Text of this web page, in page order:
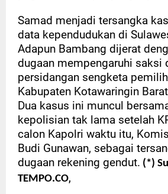
Samad menjadi tersangka
data kependudukan di
Adapun Bambang dijerat
dugaan mempengaruhi saksi
persidangan sengketa
Kabupaten Kotawaringin
Dua kasus ini muncul
kepolisian tak lama setelah
calon Kapolri waktu itu,
Budi Gunawan, sebagai
dugaan rekening gendut. (*)
TEMPO.CO,